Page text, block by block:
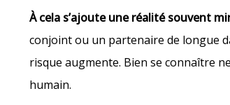
À cela s’ajoute une réalité souvent
conjoint ou un partenaire de longue
risque augmente. Bien se connaître
humain.